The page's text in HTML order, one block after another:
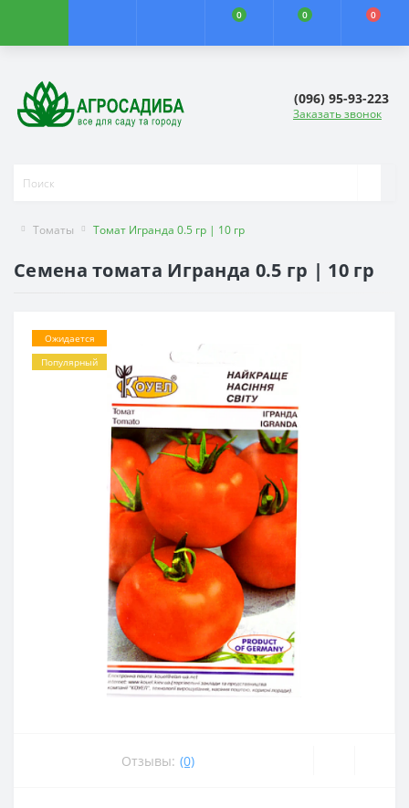
0 0 0
(096) 95-93-223
Заказать звонок
Томаты Томат Игранда 0.5 гр | 10 гр
Семена томата Игранда 0.5 гр | 10 гр
Ожидается
Популярный
Отзывы: (0)